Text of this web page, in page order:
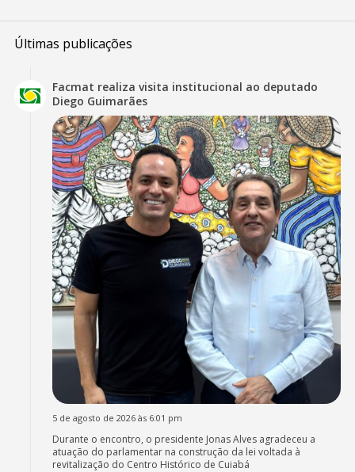
Últimas publicações
Facmat realiza visita institucional ao deputado
Diego Guimarães
5 de agosto de 2026 às 6:01 pm
Durante o encontro, o presidente Jonas Alves agradeceu a
atuação do parlamentar na construção da lei voltada à
revitalização do Centro Histórico de Cuiabá